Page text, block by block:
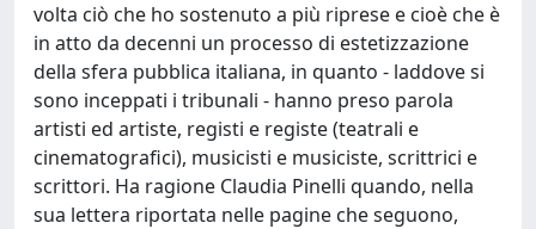
volta ciò che ho sostenuto a più riprese e cioè che è
in atto da decenni un processo di estetizzazione
della sfera pubblica italiana, in quanto - laddove si
sono inceppati i tribunali - hanno preso parola
artisti ed artiste, registi e registe (teatrali e
cinematografici), musicisti e musiciste, scrittrici e
scrittori. Ha ragione Claudia Pinelli quando, nella
sua lettera riportata nelle pagine che seguono,